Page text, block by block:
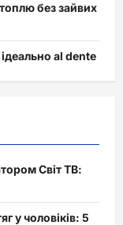
без зайвих
al dente
Світ ТВ:
у чоловіків: 5